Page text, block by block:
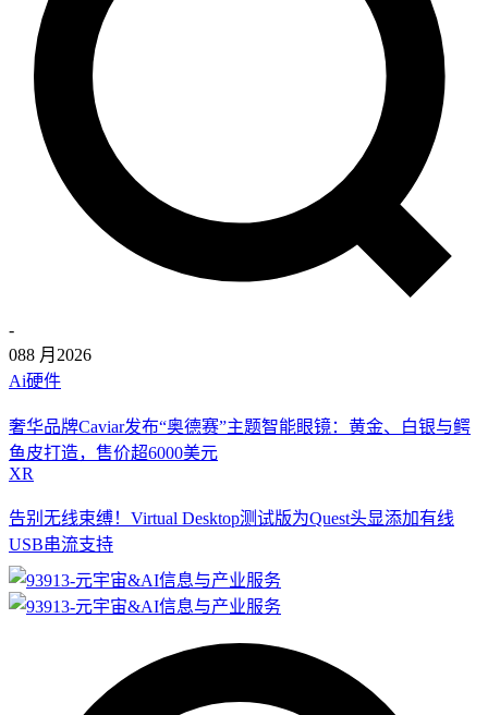
-
088 月 2026
Ai硬件
奢华品牌Caviar发布“奥德赛”主题智能眼镜：黄金、白银与鳄
鱼皮打造，售价超6000美元
XR
告别无线束缚！Virtual Desktop测试版为Quest头显添加有线
USB串流支持